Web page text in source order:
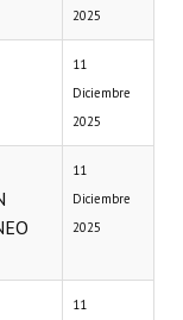
2025
11
Diciembre
2025
11
Diciembre
2025
11